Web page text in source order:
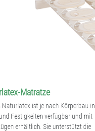
Matratze
Naturlatex ist je nach Körperbau in
Festigkeiten verfügbar und mit
erhältlich. Sie unterstützt die